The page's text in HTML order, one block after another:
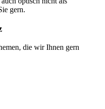
gern.
die wir Ihnen gern